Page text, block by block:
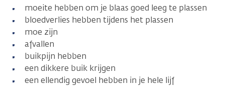
moeite hebben om je blaas goed leeg te plassen
bloedverlies hebben tijdens het plassen
moe zijn
afvallen
buikpijn hebben
een dikkere buik krijgen
een ellendig gevoel hebben in je hele lijf